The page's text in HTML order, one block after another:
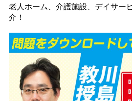
老人ホーム、介護施設、デイサー
介！